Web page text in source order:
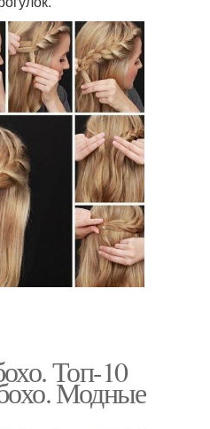
Топ-10
Модные